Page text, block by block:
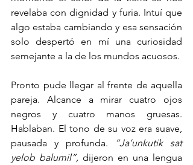
revelaba con dignidad y furia. Intuí que
algo estaba cambiando y esa sensación
solo despertó en mí una curiosidad
semejante a la de los mundos acuosos.
Pronto pude llegar al frente de aquella
pareja. Alcance a mirar cuatro ojos
negros y cuatro manos gruesas.
Hablaban. El tono de su voz era suave,
pausada y profunda.
“Ja’unkutik sat
yelob balumil”, dijeron en una lengua